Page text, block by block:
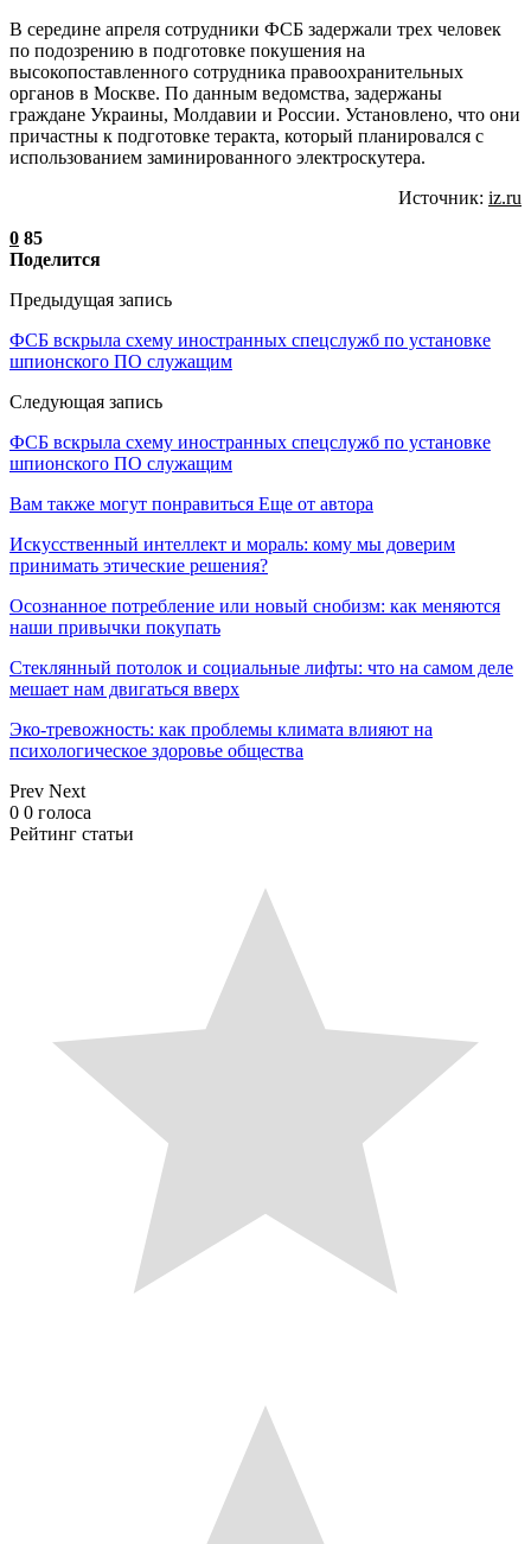
В середине апреля сотрудники ФСБ задержали трех человек
по подозрению в подготовке покушения на
высокопоставленного сотрудника правоохранительных
органов в Москве. По данным ведомства, задержаны
граждане Украины, Молдавии и России. Установлено, что они
причастны к подготовке теракта, который планировался с
использованием заминированного электроскутера.
Источник: iz.ru
0 85
Поделится
Предыдущая запись
ФСБ вскрыла схему иностранных спецслужб по установке
шпионского ПО служащим
Следующая запись
ФСБ вскрыла схему иностранных спецслужб по установке
шпионского ПО служащим
Вам также могут понравиться Еще от автора
Искусственный интеллект и мораль: кому мы доверим
принимать этические решения?
Осознанное потребление или новый снобизм: как меняются
наши привычки покупать
Стеклянный потолок и социальные лифты: что на самом деле
мешает нам двигаться вверх
Эко-тревожность: как проблемы климата влияют на
психологическое здоровье общества
Prev Next
0 0 голоса
Рейтинг статьи